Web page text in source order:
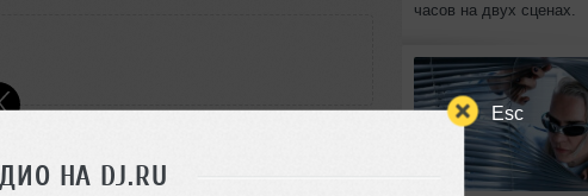
Esc
НА DJ.RU
Стиль:
часов на двух сценах.